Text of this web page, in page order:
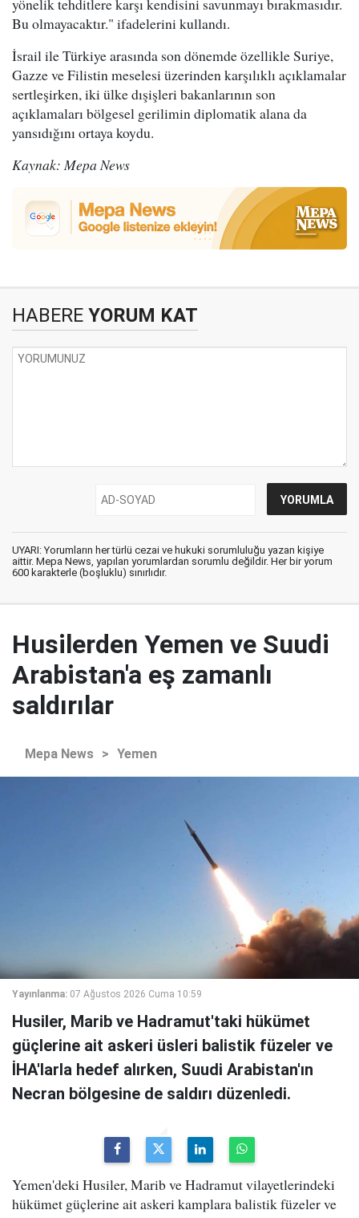
yönelik tehditlere karşı kendisini savunmayı bırakmasıdır.
Bu olmayacaktır." ifadelerini kullandı.
İsrail ile Türkiye arasında son dönemde özellikle Suriye,
Gazze ve Filistin meselesi üzerinden karşılıklı açıklamalar
sertleşirken, iki ülke dışişleri bakanlarının son
açıklamaları bölgesel gerilimin diplomatik alana da
yansıdığını ortaya koydu.
Kaynak: Mepa News
HABERE YORUM KAT
UYARI: Yorumların her türlü cezai ve hukuki sorumluluğu yazan kişiye
aittir. Mepa News, yapılan yorumlardan sorumlu değildir. Her bir yorum
600 karakterle (boşluklu) sınırlıdır.
Husilerden Yemen ve Suudi
Arabistan'a eş zamanlı
saldırılar
Mepa News > Yemen
Yayınlanma: 07 Ağustos 2026 Cuma 10:59
Husiler, Marib ve Hadramut'taki hükümet
güçlerine ait askeri üsleri balistik füzeler ve
İHA'larla hedef alırken, Suudi Arabistan'ın
Necran bölgesine de saldırı düzenledi.
Yemen'deki Husiler, Marib ve Hadramut vilayetlerindeki
hükümet güçlerine ait askeri kamplara balistik füzeler ve